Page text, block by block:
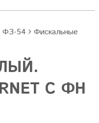
ФЗ-54
Фискальные
С ФН